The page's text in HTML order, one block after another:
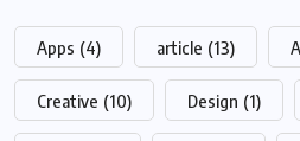
Apps (4) article (13)
Creative (10) Design (1)